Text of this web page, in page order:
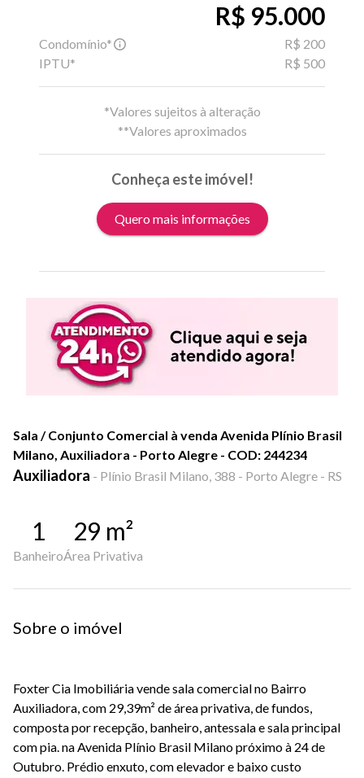
R$ 95.000
Condomínio*
R$ 200
IPTU*
R$ 500
*Valores sujeitos à alteração
**Valores aproximados
Conheça este imóvel!
Quero mais informações
Sala / Conjunto Comercial à venda Avenida Plínio Brasil
Milano, Auxiliadora - Porto Alegre - COD: 244234
Auxiliadora - Plínio Brasil Milano, 388 - Porto Alegre - RS
1
Banheiro
29 m²
Área Privativa
Sobre o imóvel
Foxter Cia Imobiliária vende sala comercial no Bairro
Auxiliadora, com 29,39m² de área privativa, de fundos,
composta por recepção, banheiro, antessala e sala principal
com pia. na Avenida Plínio Brasil Milano próximo à 24 de
Outubro. Prédio enxuto, com elevador e baixo custo